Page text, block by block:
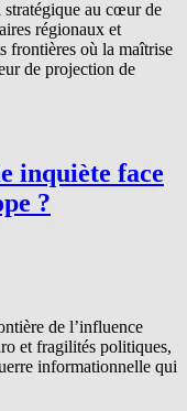
au cœur de
régionaux et
frontières où la maîtrise
de projection de
inquiète face
?
de l’influence
et fragilités politiques,
informationnelle qui